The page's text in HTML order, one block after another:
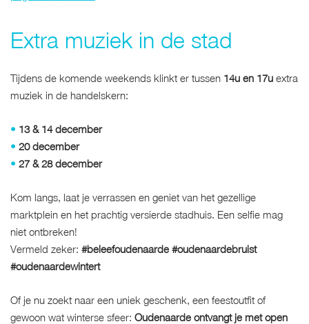
Extra muziek in de stad
Tijdens de komende weekends klinkt er tussen 14u en 17u extra
muziek in de handelskern:
• 13 & 14 december
• 20 december
• 27 & 28 december
Kom langs, laat je verrassen en geniet van het gezellige
marktplein en het prachtig versierde stadhuis. Een selfie mag
niet ontbreken!
Vermeld zeker: #beleefoudenaarde #oudenaardebruist
#oudenaardewintert
Of je nu zoekt naar een uniek geschenk, een feestoutfit of
gewoon wat winterse sfeer: Oudenaarde ontvangt je met open